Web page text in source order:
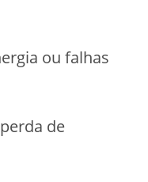
ou falhas
de